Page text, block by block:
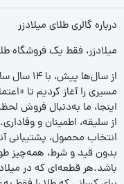
درباره گالری طلای میلادزر
میلادزر، فقط یک فروشگاه
از
مسیری را آغاز کردیم تا
اینجا، ما به‌دنبال فروش
از سلیقه، اطمینان و
انتخاب محصول، پشتیبانی
بدون قید و شرط، همه‌چیز
باشد.هر قطعه‌ای که در